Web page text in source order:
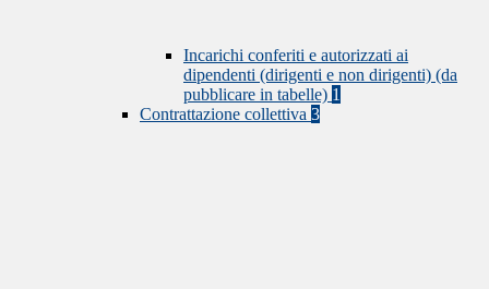
Incarichi conferiti e autorizzati ai
dipendenti (dirigenti e non dirigenti) (da
pubblicare in tabelle) 1
Contrattazione collettiva 3